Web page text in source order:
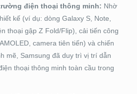
điện thoại thông minh: Nhờ
kế (ví dụ: dòng Galaxy S, Note,
thoại gập Z Fold/Flip), cải tiến công
camera tiên tiến) và chiến
mẽ, Samsung đã duy trì vị trí dẫn
thoại thông minh toàn cầu trong